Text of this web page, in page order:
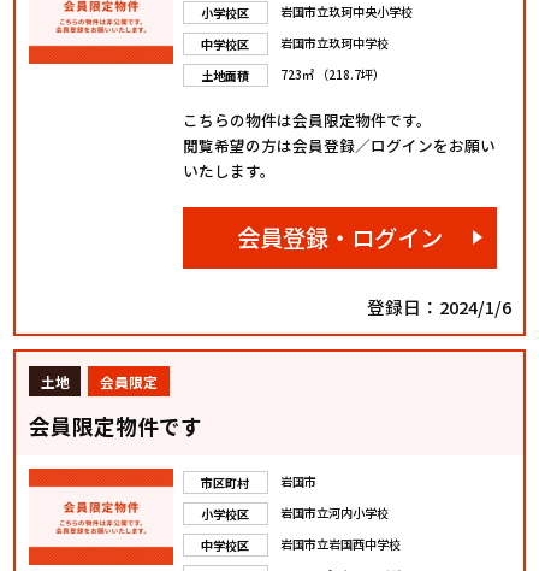
小学校区
岩国市立玖珂中央小学校
中学校区
岩国市立玖珂中学校
土地面積
723㎡ （218.7坪）
こちらの物件は会員限定物件です。
閲覧希望の方は会員登録／ログインをお願い
いたします。
会員登録・ログイン
登録日：2024/1/6
土地 会員限定
会員限定物件です
市区町村
岩国市
小学校区
岩国市立河内小学校
中学校区
岩国市立岩国西中学校